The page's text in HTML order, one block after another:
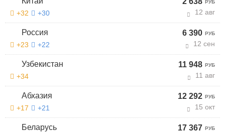
РУБ
+32 +30 12 авг
Россия 6 390 РУБ
+23 +22 12 сен
Узбекистан 11 948 РУБ
+34 11 авг
Абхазия 12 292 РУБ
+17 +21 15 окт
Беларусь 17 367 РУБ